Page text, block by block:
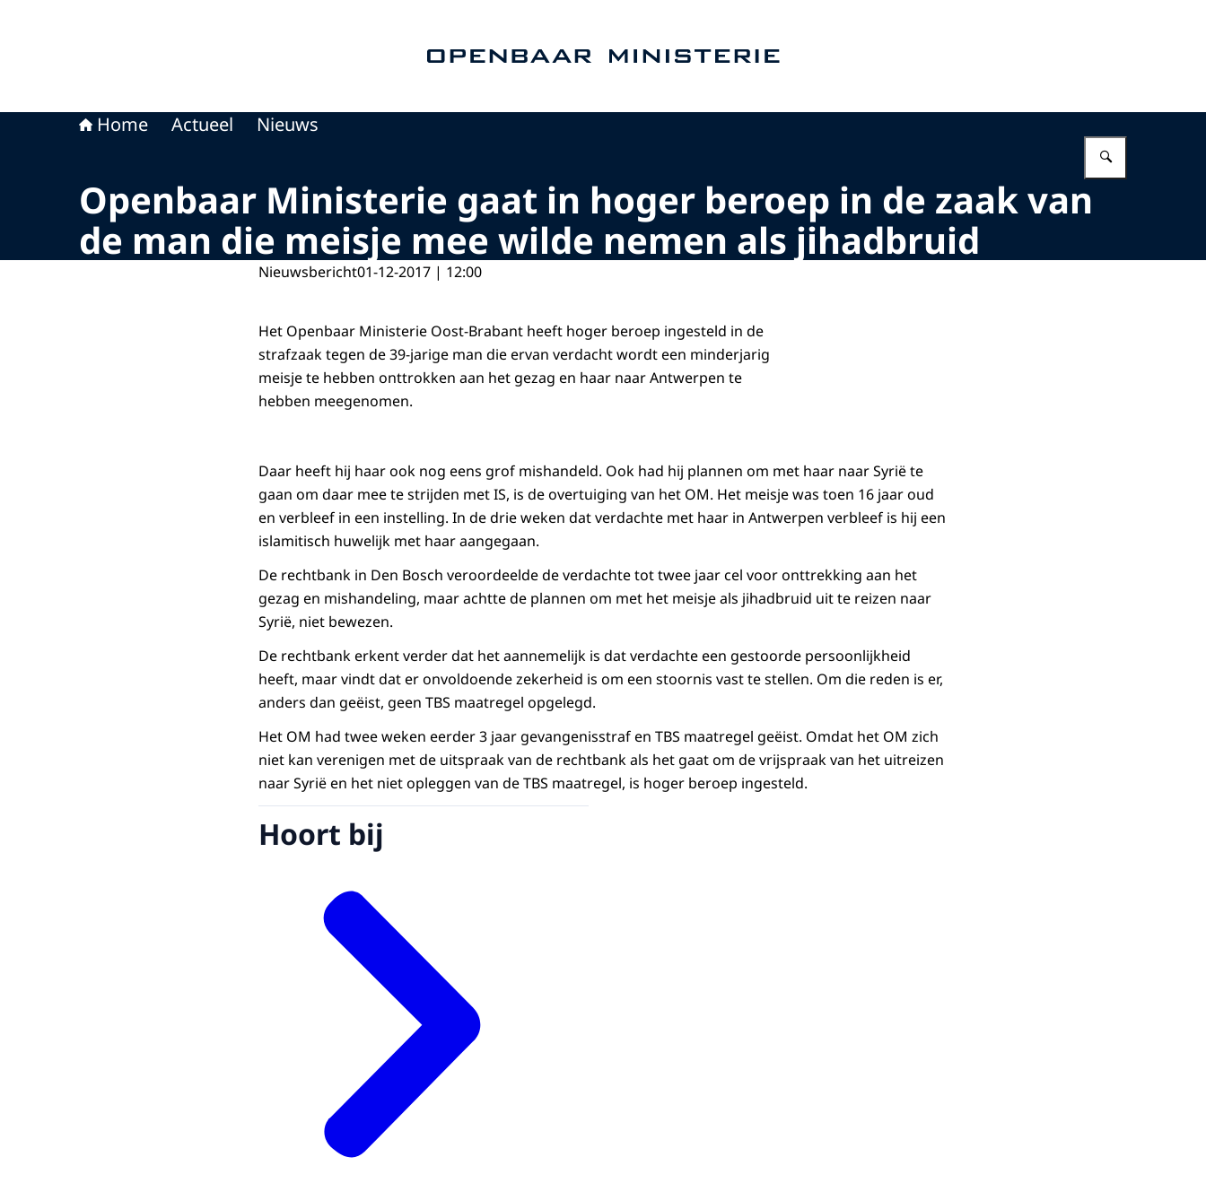
Home Actueel Nieuws
Openbaar Ministerie gaat in hoger beroep in de zaak van
de man die meisje mee wilde nemen als jihadbruid
Nieuwsbericht01-12-2017 | 12:00
Het Openbaar Ministerie Oost-Brabant heeft hoger beroep ingesteld in de
strafzaak tegen de 39-jarige man die ervan verdacht wordt een minderjarig
meisje te hebben onttrokken aan het gezag en haar naar Antwerpen te
hebben meegenomen.
Daar heeft hij haar ook nog eens grof mishandeld. Ook had hij plannen om met haar naar Syrië te
gaan om daar mee te strijden met IS, is de overtuiging van het OM. Het meisje was toen 16 jaar oud
en verbleef in een instelling. In de drie weken dat verdachte met haar in Antwerpen verbleef is hij een
islamitisch huwelijk met haar aangegaan.
De rechtbank in Den Bosch veroordeelde de verdachte tot twee jaar cel voor onttrekking aan het
gezag en mishandeling, maar achtte de plannen om met het meisje als jihadbruid uit te reizen naar
Syrië, niet bewezen.
De rechtbank erkent verder dat het aannemelijk is dat verdachte een gestoorde persoonlijkheid
heeft, maar vindt dat er onvoldoende zekerheid is om een stoornis vast te stellen. Om die reden is er,
anders dan geëist, geen TBS maatregel opgelegd.
Het OM had twee weken eerder 3 jaar gevangenisstraf en TBS maatregel geëist. Omdat het OM zich
niet kan verenigen met de uitspraak van de rechtbank als het gaat om de vrijspraak van het uitreizen
naar Syrië en het niet opleggen van de TBS maatregel, is hoger beroep ingesteld.
Hoort bij